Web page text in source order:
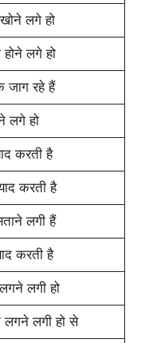
लगे हो
लगे हो
जाग रहे हैं
लगे हो
करती है
करती है
लगी हैं
करती है
लगी हो
लगी हो से